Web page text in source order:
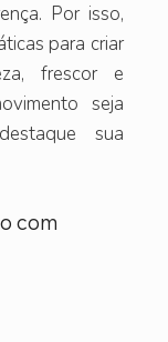
Por isso,
para criar
frescor e
seja
sua
com